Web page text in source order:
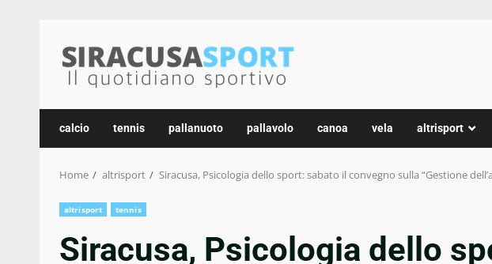
content
calcio tennis pallanuoto pallavolo canoa vela altrisport
Home altrisport Siracusa, Psicologia dello sport: sabato il convegno sulla “Gestione
altrisport tennis
Siracusa, Psicologia dello